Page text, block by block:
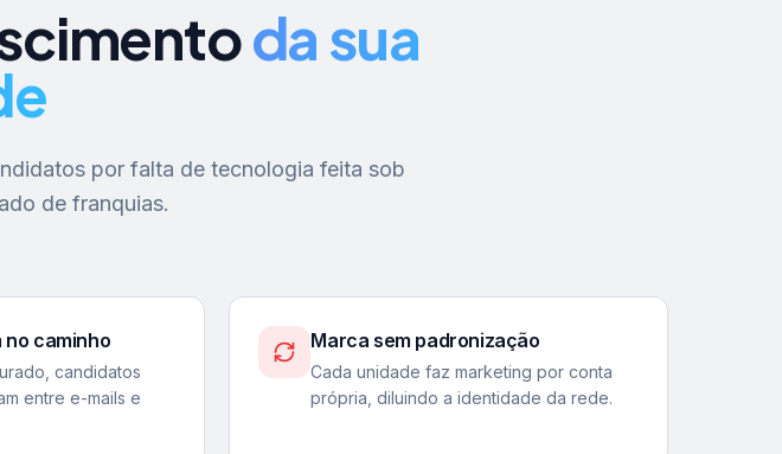
da sua
por falta de tecnologia feita sob
de franquias.
no caminho
candidatos
entre e-mails e
Marca sem padronização
Cada unidade faz marketing por conta
própria, diluindo a identidade da rede.